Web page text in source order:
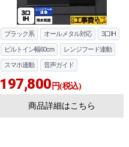
ブラック系 オールメタル対応 3口IH
ビルトイン幅60cm レンジフード連動
スマホ連動 音声ガイド
197,800 円(税込)
商品詳細はこちら